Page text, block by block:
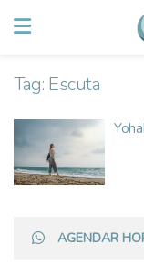
Tag: Escuta
AGENDAR